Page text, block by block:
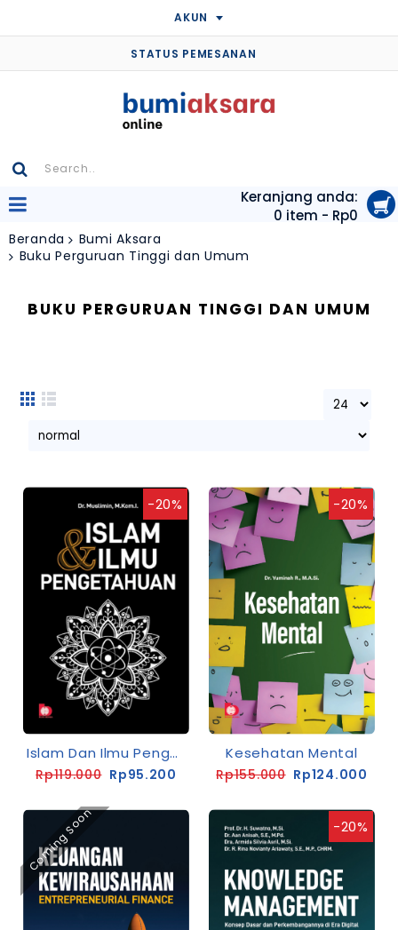
AKUN
STATUS PEMESANAN
Keranjang anda:
0 item - Rp0
Beranda
Bumi Aksara
Buku Perguruan Tinggi dan Umum
BUKU PERGURUAN TINGGI DAN UMUM
-20%
Islam Dan Ilmu Pengetahuan
Rp119.000 Rp95.200
-20%
Kesehatan Mental
Rp155.000 Rp124.000
Coming Soon -20%